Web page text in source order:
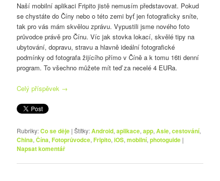
Naší mobilní aplikaci Fripito jistě nemusím představovat. Pokud
se chystáte do Číny nebo o této zemi byť jen fotograficky sníte,
tak pro vás mám skvělou zprávu. Vypustili jsme nového foto
průvodce právě pro Čínu. Víc jak stovka lokací, skvělé tipy na
ubytování, dopravu, stravu a hlavně ideální fotografické
podmínky od fotografa žijícího přímo v Číně a k tomu 16ti denní
program. To všechno můžete mít teď za necelé 4 EURa.
Celý příspěvek →
Rubriky:Co se děje |Štítky:Android,aplikace,app,Asie,cestování,
China,Čína,Fotoprůvodce,Fripito,iOS,mobilní,photoguide |
Napsat komentář